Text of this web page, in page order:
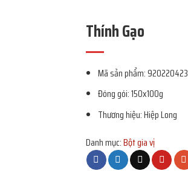
Thính Gạo
Mã sản phẩm: 920220423
Đóng gói: 150x100g
Thương hiệu: Hiệp Long
Danh mục:Bột gia vị